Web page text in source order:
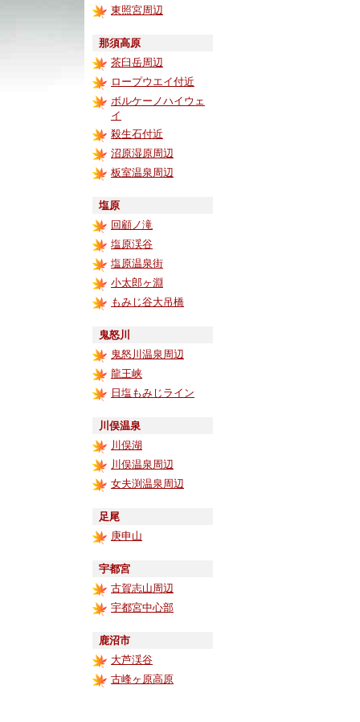
東照宮周辺
那須高原
茶臼岳周辺
ロープウエイ付近
ボルケーノハイウェ
イ
殺生石付近
沼原湿原周辺
板室温泉周辺
塩原
回顧ノ滝
塩原渓谷
塩原温泉街
小太郎ヶ淵
もみじ谷大吊橋
鬼怒川
鬼怒川温泉周辺
龍王峡
日塩もみじライン
川俣温泉
川俣湖
川俣温泉周辺
女夫渕温泉周辺
足尾
庚申山
宇都宮
古賀志山周辺
宇都宮中心部
鹿沼市
大芦渓谷
古峰ヶ原高原